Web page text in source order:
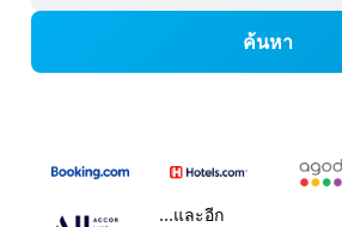
ค้นหา
...และอีก